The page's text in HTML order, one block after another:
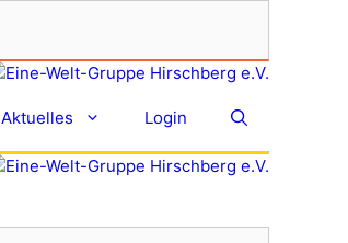
Aktuelles Login